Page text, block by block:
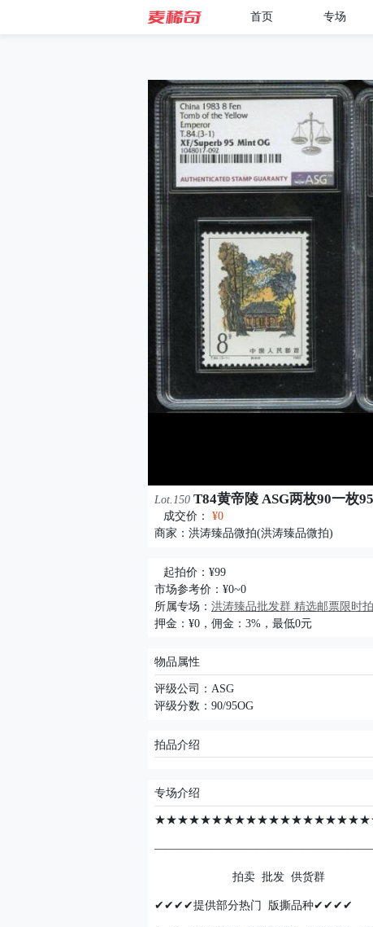
首页 专场
Lot.150 T84黄帝陵 ASG两枚90一枚
成交价： ¥0
商家： 洪涛臻品微拍(洪涛臻品微拍)
起拍价：¥99
市场参考价：¥0~0
所属专场： 洪涛臻品批发群 精选邮票限时
押金：¥0，佣金：3%，最低0元
物品属性
评级公司：ASG
评级分数：90/95OG
拍品介绍
专场介绍
拍卖 批发 供货群
✔✔✔✔提供部分热门 版撕品种✔✔✔✔